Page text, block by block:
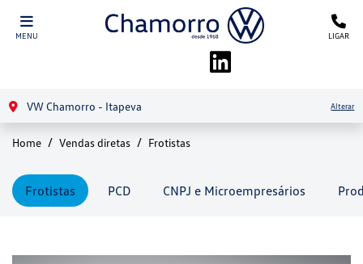
MENU LIGAR
VW Chamorro - Itapeva Alterar
Home Vendas diretas Frotistas
PCD CNPJ e Microempresários
Frotistas